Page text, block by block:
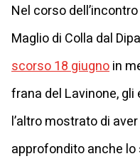
Nel corso
Maglio di Colla dal
scorso 18 giugnoin
frana del Lavinone,
l’altro mostrato di
approfondito anche